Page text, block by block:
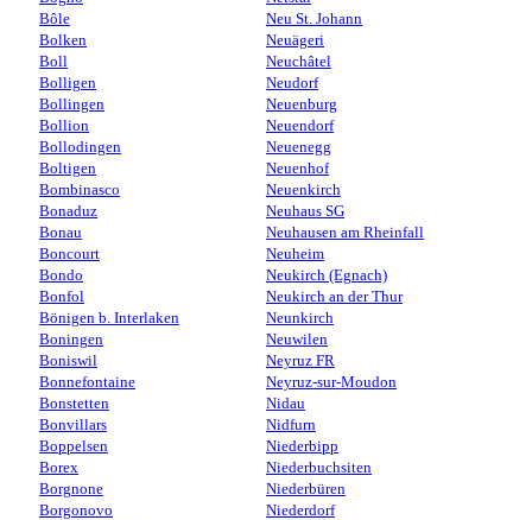
Bôle
Bolken
Boll
Bolligen
Bollingen
Bollion
Bollodingen
Boltigen
Bombinasco
Bonaduz
Bonau
Boncourt
Bondo
Bonfol
Bönigen b. Interlaken
Boningen
Boniswil
Bonnefontaine
Bonstetten
Bonvillars
Boppelsen
Borex
Borgnone
Borgonovo
Neu St. Johann
Neuägeri
Neuchâtel
Neudorf
Neuenburg
Neuendorf
Neuenegg
Neuenhof
Neuenkirch
Neuhaus SG
Neuhausen am Rheinfall
Neuheim
Neukirch (Egnach)
Neukirch an der Thur
Neunkirch
Neuwilen
Neyruz FR
Neyruz-sur-Moudon
Nidau
Nidfurn
Niederbipp
Niederbuchsiten
Niederbüren
Niederdorf